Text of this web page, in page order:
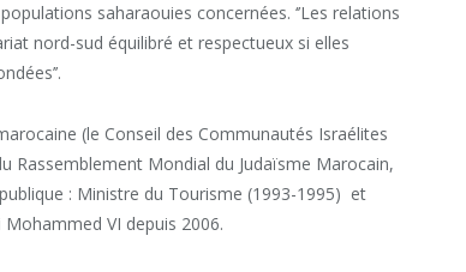
saharaouies concernées. ‘’Les relations
nord-sud équilibré et respectueux si elles
(le Conseil des Communautés Israélites
Rassemblement Mondial du Judaïsme Marocain,
: Ministre du Tourisme (1993-1995) et
VI depuis 2006.